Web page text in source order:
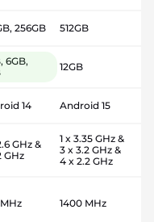
256GB 512GB
6GB,
12GB
14 Android 15
GHz &
GHz
1 x 3.35 GHz &
3 x 3.2 GHz &
4 x 2.2 GHz
1400 MHz